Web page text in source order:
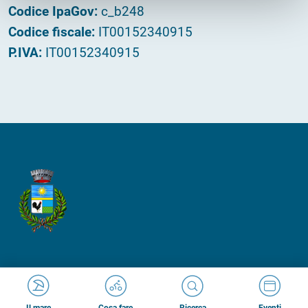
Codice IpaGov: c_b248
Codice fiscale: IT00152340915
P.IVA: IT00152340915
Made inKumbe with passion